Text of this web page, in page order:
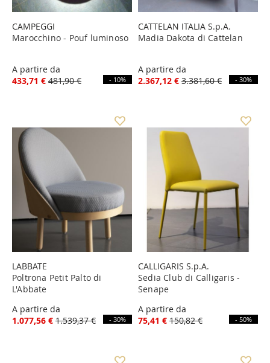
CAMPEGGI
Marocchino - Pouf luminoso
A partire da
433,71 € 481,90 € - 10%
CATTELAN ITALIA S.p.A.
Madia Dakota di Cattelan
A partire da
2.367,12 € 3.381,60 € - 30%
LABBATE
Poltrona Petit Palto di
L'Abbate
A partire da
1.077,56 € 1.539,37 € - 30%
CALLIGARIS S.p.A.
Sedia Club di Calligaris -
Senape
A partire da
75,41 € 150,82 € - 50%